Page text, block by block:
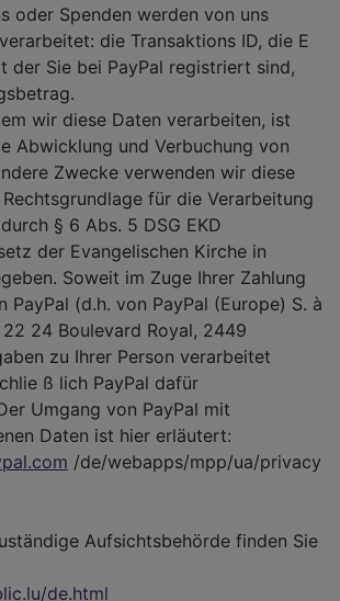
oder Spenden werden von uns
die Transaktions ID, die E
der Sie bei PayPal registriert sind,
wir diese Daten verarbeiten, ist
Abwicklung und Verbuchung von
Zwecke verwenden wir diese
für die Verarbeitung
§ 6 Abs. 5 DSG EKD
der Evangelischen Kirche in
Soweit im Zuge Ihrer Zahlung
PayPal (d.h. von PayPal (Europe) S. à
22 24 Boulevard Royal, 2449
zu Ihrer Person verarbeitet
ß lich PayPal dafür
Umgang von PayPal mit
Daten ist hier erläutert:
/de/webapps/mpp/ua/privacy
Aufsichtsbehörde finden Sie
de.html